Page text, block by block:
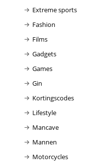
Extreme sports
Fashion
Films
Gadgets
Games
Gin
Kortingscodes
Lifestyle
Mancave
Mannen
Motorcycles